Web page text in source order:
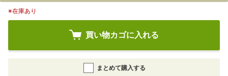
※在庫あり
買い物カゴに入れる
まとめて購入する